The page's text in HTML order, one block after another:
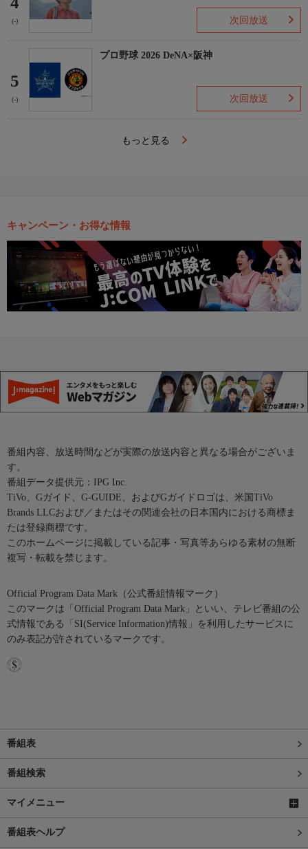
(-) 次回放送
5
(-)
プロ野球 2026 DeNA×阪神
次回放送
もっと見る
キャンペーン・お得な情報
番組内容、放送時間などが実際の放送内容と異なる場合がございま
す。
番組データ提供元：IPG Inc.
TiVo、Gガイド、G-GUIDE、およびGガイドロゴは、米国TiVo
Brands LLCおよび／またはその関連会社の日本国内における商標ま
たは登録商標です。
このホームページに掲載している記事・写真等あらゆる素材の無断
複写・転載を禁じます。
Official Program Data Mark（公式番組情報マーク）
このマークは「Official Program Data Mark」といい、テレビ番組の公
式情報である「SI(Service Information)情報」を利用したサービスに
のみ表記が許されているマークです。
番組表
番組検索
マイメニュー
番組表ヘルプ